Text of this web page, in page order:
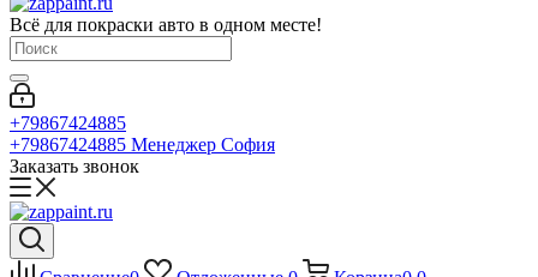
Всё для покраски авто в одном месте!
+79867424885
+79867424885 Менеджер София
Заказать звонок